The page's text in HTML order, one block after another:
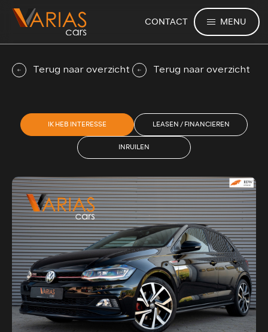
CONTACT MENU
Terug naar overzicht Terug naar overzicht
IK HEB INTERESSE LEASEN / FINANCIEREN
INRUILEN